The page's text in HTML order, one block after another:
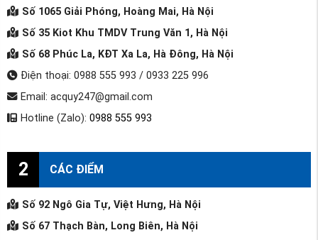
Số 1065 Giải Phóng, Hoàng Mai, Hà Nội
Số 35 Kiot Khu TMDV Trung Văn 1, Hà Nội
Số 68 Phúc La, KĐT Xa La, Hà Đông, Hà Nội
Điện thoại: 0988 555 993 / 0933 225 996
Email: acquy247@gmail.com
Hotline (Zalo): 0988 555 993
2 CÁC ĐIỂM
Số 92 Ngô Gia Tự, Việt Hưng, Hà Nội
Số 67 Thạch Bàn, Long Biên, Hà Nội